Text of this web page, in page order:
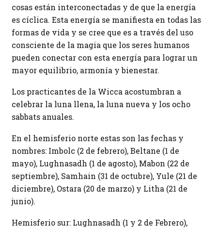
cosas están interconectadas y de que la energía
es cíclica. Esta energía se manifiesta en todas las
formas de vida y se cree que es a través del uso
consciente de la magia que los seres humanos
pueden conectar con esta energía para lograr un
mayor equilibrio, armonía y bienestar.
Los practicantes de la Wicca acostumbran a
celebrar la luna llena, la luna nueva y los ocho
sabbats anuales.
En el hemisferio norte estas son las fechas y
nombres: Imbolc (2 de febrero), Beltane (1 de
mayo), Lughnasadh (1 de agosto), Mabon (22 de
septiembre), Samhain (31 de octubre), Yule (21 de
diciembre), Ostara (20 de marzo) y Litha (21 de
junio).
Hemisferio sur: Lughnasadh (1 y 2 de Febrero),